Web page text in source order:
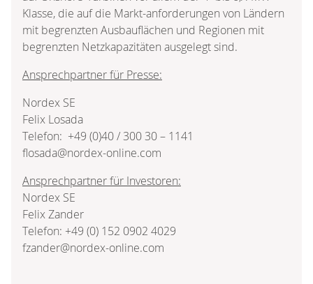
Klasse, die auf die Markt-anforderungen von Ländern
mit begrenzten Ausbauflächen und Regionen mit
begrenzten Netzkapazitäten ausgelegt sind.
Ansprechpartner für Presse:
Nordex SE
Felix Losada
Telefon: +49 (0)40 / 300 30 – 1141
flosada@nordex-online.com
Ansprechpartner für Investoren:
Nordex SE
Felix Zander
Telefon: +49 (0) 152 0902 4029
fzander@nordex-online.com